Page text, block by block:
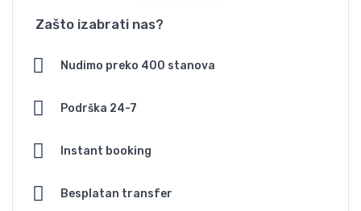
Zašto izabrati nas?
Nudimo preko 400 stanova
Podrška 24-7
Instant booking
Besplatan transfer